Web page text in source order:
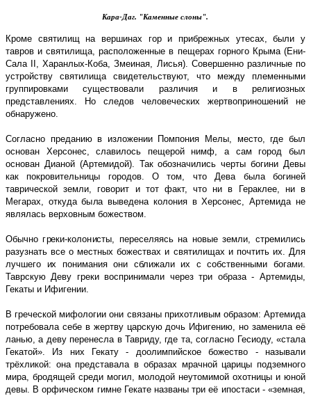
Кара-Даг. "Каменные слоны".
Кроме святилищ на вершинах гор и прибрежных утесах, были у
тавров и святилища, расположенные в пещерах горного Крыма (Ени-
Сала II, Харанлых-Коба, Змеиная, Лисья). Совершенно различные по
устройству святилища свидетельствуют, что между племенными
группировками существовали различия и в религиозных
представлениях. Но следов человеческих жертвоприношений не
обнаружено.
Согласно преданию в изложении Помпония Мелы, место, где был
основан Херсонес, славилось пещерой нимф, а сам город был
основан Дианой (Артемидой). Так обозначились черты богини Девы
как покровительницы городов. О том, что Дева была богиней
таврической земли, говорит и тот факт, что ни в Гераклее, ни в
Мегарах, откуда была выведена колония в Херсонес, Артемида не
являлась верховным божеством.
Обычно греки-колонисты, переселяясь на новые земли, стремились
разузнать все о местных божествах и святилищах и почтить их. Для
лучшего их понимания они сближали их с собственными богами.
Таврскую Деву греки воспринимали через три образа - Артемиды,
Гекаты и Ифигении.
В греческой мифологии они связаны прихотливым образом: Артемида
потребовала себе в жертву царскую дочь Ифигению, но заменила её
ланью, а деву перенесла в Тавриду, где та, согласно Гесиоду, «стала
Гекатой». Из них Гекату - доолимпийское божество - называли
трёхликой: она представала в образах мрачной царицы подземного
мира, бродящей среди могил, молодой неутомимой охотницы и юной
девы. В орфическом гимне Гекате названы три её ипостаси - «земная,